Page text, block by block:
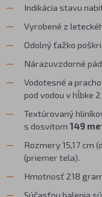
Indikácia stavu
Vyrobené z
Odolný ťažko
Nárazuvzdorné
Vodotesné a
pod vodou v hĺbke
Textúrovaný
s dosvitom 149
Rozmery 15,17 cm
(priemer tela).
Hmotnosť 218
Súčasťou balenia